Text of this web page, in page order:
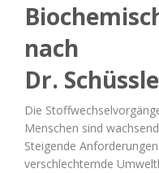
nach
Dr.
Die
Menschen sind
Steigende
verschlechternde